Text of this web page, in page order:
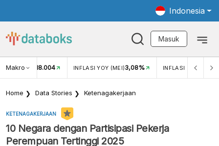
Indonesia
Masuk
Makro
USD/IDR 18.004 INFLASI YOY (MEI)3,08% INFLASI MOM (MEI)
Home Data Stories Ketenagakerjaan
KETENAGAKERJAAN
10 Negara dengan Partisipasi Pekerja
Perempuan Tertinggi 2025